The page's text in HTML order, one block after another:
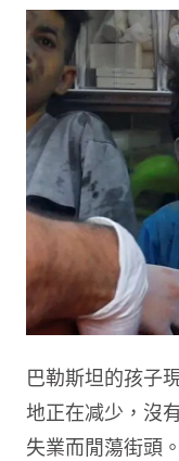
巴勒斯坦的孩子
地正在减少，沒
失業而閒蕩街頭